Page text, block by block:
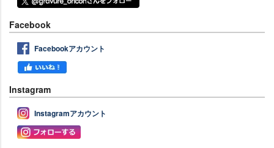
Facebook
Facebookアカウント
Instagram
Instagramアカウント